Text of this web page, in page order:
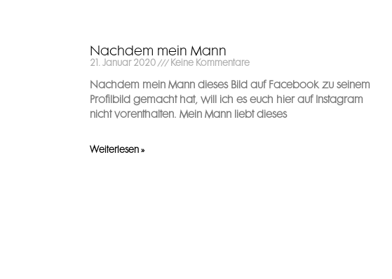
Nachdem mein Mann
21. Januar 2020 Keine Kommentare
Nachdem mein Mann dieses Bild auf Facebook zu seinem
Profilbild gemacht hat, will ich es euch hier auf Instagram
nicht vorenthalten. Mein Mann liebt dieses
Weiterlesen »